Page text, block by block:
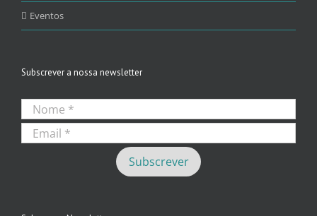
Eventos
Subscrever a nossa newsletter